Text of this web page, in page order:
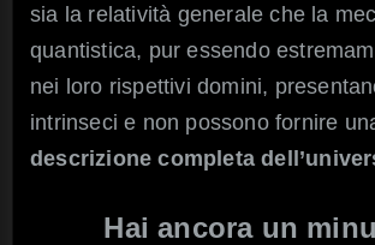
sia la relatività generale che la
quantistica, pur essendo
nei loro rispettivi domini,
intrinseci e non possono fornire
descrizione completa
Hai ancora un